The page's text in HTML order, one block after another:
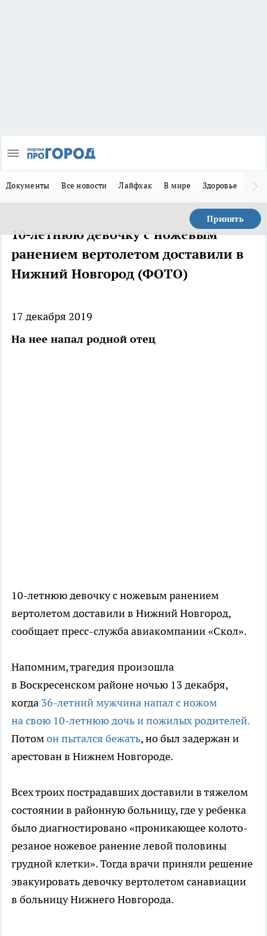
Документы Все новости Лайфхак В мире Здоровье
Принять
10-летнюю девочку с ножевым
ранением вертолетом доставили в
Нижний Новгород (ФОТО)
17 декабря 2019
На нее напал родной отец
10-летнюю девочку с ножевым ранением
вертолетом доставили в Нижний Новгород,
сообщает пресс-служба авиакомпании «Скол».
Напомним, трагедия произошла
в Воскресенском районе ночью 13 декабря,
когда 36-летний мужчина напал с ножом
на свою 10-летнюю дочь и пожилых родителей.
Потомон пытался бежать, но был задержан и
арестован в Нижнем Новгороде.
Всех троих пострадавших доставили в тяжелом
состоянии в районную больницу, где у ребенка
было диагностировано «проникающее колото-
резаное ножевое ранение левой половины
грудной клетки». Тогда врачи приняли решение
эвакуировать девочку вертолетом санавиации
в больницу Нижнего Новгорода.